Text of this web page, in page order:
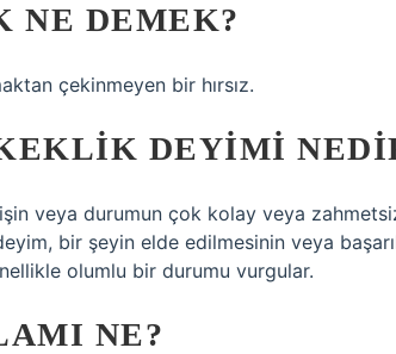
NE DEMEK?
çekinmeyen bir hırsız.
DEYIMI
veya durumun çok kolay veya
bir şeyin elde edilmesinin veya
olumlu bir durumu vurgular.
NE?